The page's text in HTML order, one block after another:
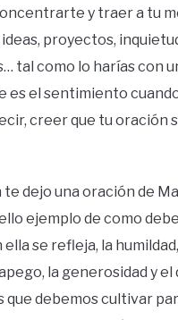
y traer a tu
proyectos,
tal como lo harías con
es el sentimiento
creer que tu oración
dejo una oración de
ejemplo de como
se refleja, la
la generosidad y el
que debemos cultivar